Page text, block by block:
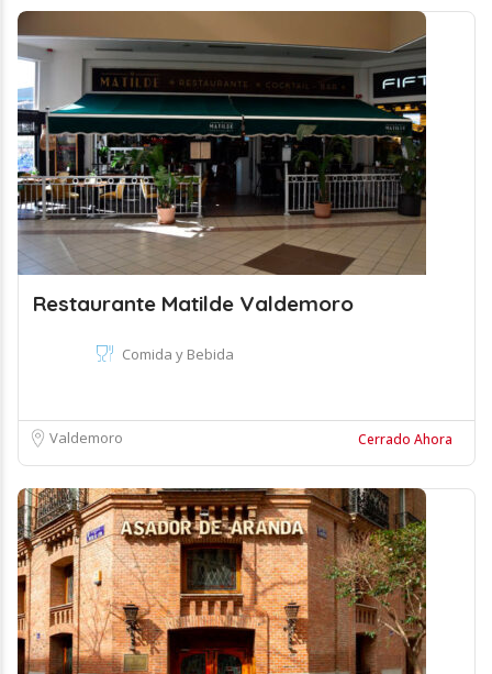
Restaurante Matilde Valdemoro
Comida y Bebida
Valdemoro Cerrado Ahora